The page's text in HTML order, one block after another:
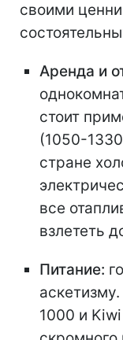
своими
Аренда и
стоит
(1050-
стране
все
взлететь
Питание:
1000 и